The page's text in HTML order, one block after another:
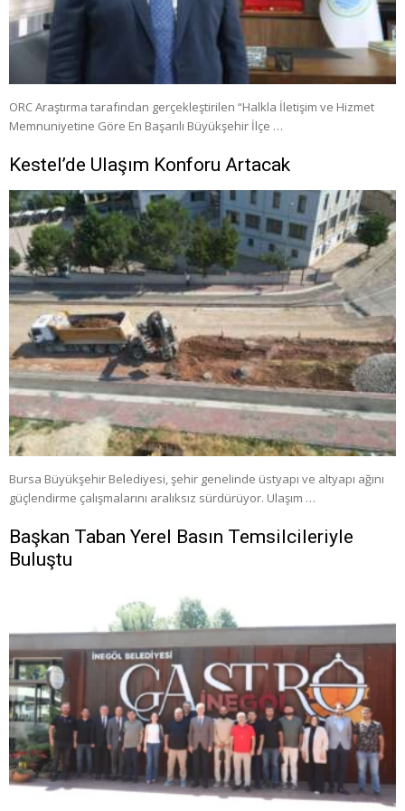
ORC Araştırma tarafından gerçekleştirilen “Halkla İletişim ve Hizmet
Memnuniyetine Göre En Başarılı Büyükşehir İlçe …
Kestel’de Ulaşım Konforu Artacak
Bursa Büyükşehir Belediyesi, şehir genelinde üstyapı ve altyapı ağını
güçlendirme çalışmalarını aralıksız sürdürüyor. Ulaşım …
Başkan Taban Yerel Basın Temsilcileriyle
Buluştu